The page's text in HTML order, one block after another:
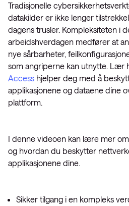
Tradisjonelle
datakilder er ikke lenger
dagens trusler. Kompleksiteten i
arbeidshverdagen medfører at
nye sårbarheter,
som angriperne kan utnytte. Lær
Access hjelper deg med å
applikasjonene og dataene dine
plattform.
I denne videoen kan lære mer
og hvordan du beskytter
applikasjonene dine.
Sikker tilgang i en kompleks